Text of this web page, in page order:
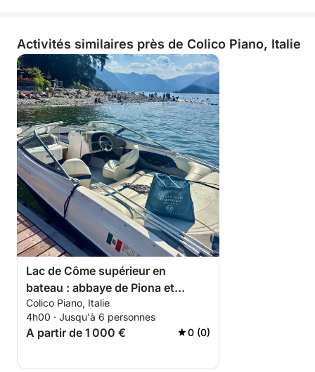
Activités similaires près de Colico Piano, Italie
Lac de Côme supérieur en
bateau : abbaye de Piona et
villages cachés
Colico Piano, Italie
4h00 · Jusqu'à 6 personnes
A partir de 1 000 € 0 (0)